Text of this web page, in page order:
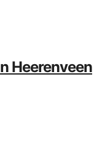
Heerenveen